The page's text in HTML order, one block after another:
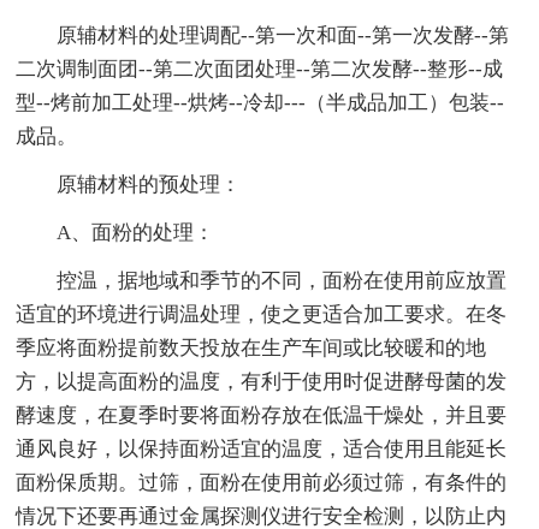
原辅材料的处理调配--第一次和面--第一次发酵--第
二次调制面团--第二次面团处理--第二次发酵--整形--成
型--烤前加工处理--烘烤--冷却---（半成品加工）包装--
成品。
原辅材料的预处理：
A、面粉的处理：
控温，据地域和季节的不同，面粉在使用前应放置
适宜的环境进行调温处理，使之更适合加工要求。在冬
季应将面粉提前数天投放在生产车间或比较暖和的地
方，以提高面粉的温度，有利于使用时促进酵母菌的发
酵速度，在夏季时要将面粉存放在低温干燥处，并且要
通风良好，以保持面粉适宜的温度，适合使用且能延长
面粉保质期。过筛，面粉在使用前必须过筛，有条件的
情况下还要再通过金属探测仪进行安全检测，以防止内